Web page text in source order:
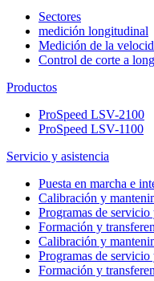
Sectores
medición longitudinal
Medición de la
Control de corte a
Productos
ProSpeed LSV-2100
ProSpeed LSV-1100
Servicio y asistencia
Puesta en marcha e
Calibración y
Programas de servicio
Formación y
Calibración y
Programas de servicio
Formación y